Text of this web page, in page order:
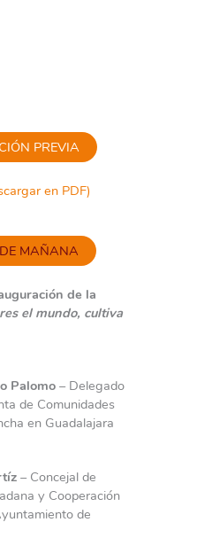
PREVIA
en PDF)
MAÑANA
de la
el mundo, cultiva
Palomo– Delegado
de Comunidades
en Guadalajara
– Concejal de
y Cooperación
de